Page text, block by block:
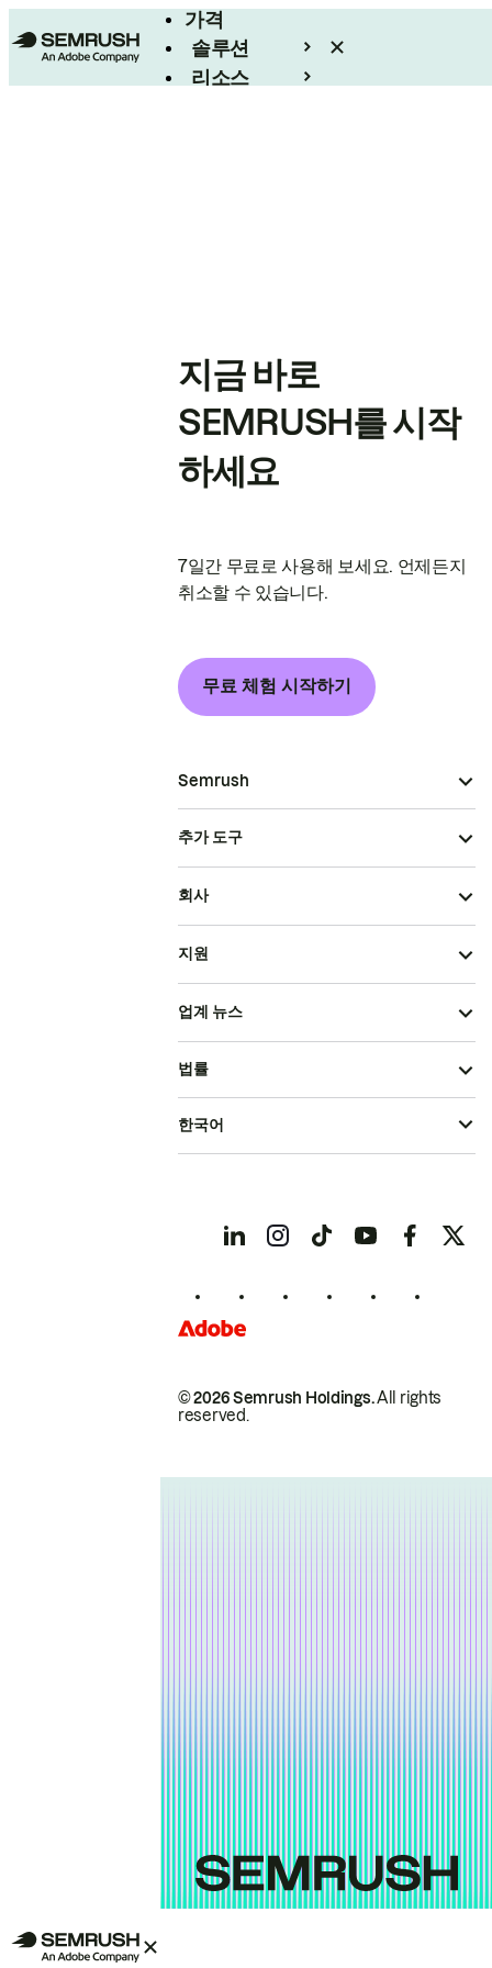
가격
솔루션
리소스
지금 바로
SEMRUSH를 시작
하세요
7일간 무료로 사용해 보세요. 언제든지
취소할 수 있습니다.
무료 체험 시작하기
Semrush
추가 도구
회사
지원
업계 뉴스
© 2026 Semrush Holdings.All rights
reserved.
법률
한국어